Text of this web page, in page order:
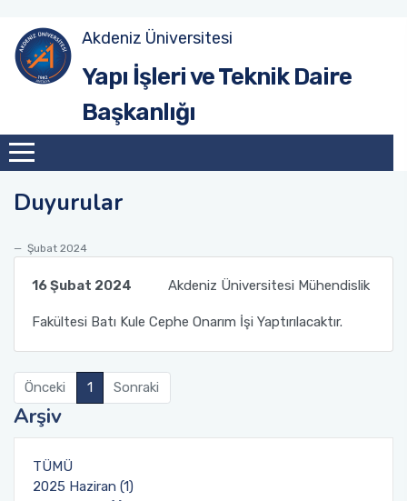
Akdeniz Üniversitesi
Yapı İşleri ve Teknik Daire
Başkanlığı
Duyurular
Şubat 2024
16 Şubat 2024 Akdeniz Üniversitesi Mühendislik
Fakültesi Batı Kule Cephe Onarım İşi Yaptırılacaktır.
Önceki 1 Sonraki
Arşiv
TÜMÜ
2025 Haziran (1)
Yönetim
Yatırım Şube Müdürlüğü
Yapım Şube Müdürlüğü
Bakım Onarım Şube Müdürlüğü
Peyzaj Şube Müdürlüğü
İdari İşler Şube Müdürlüğü